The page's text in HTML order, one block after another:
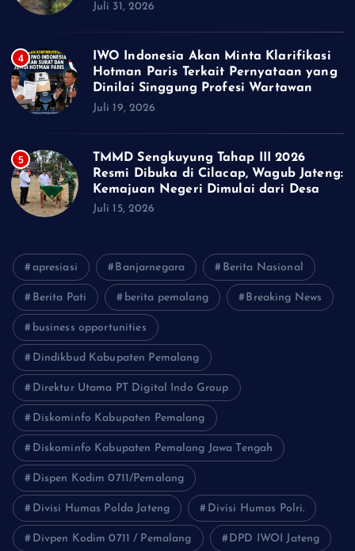
Juli 31, 2026
4
IWO Indonesia Akan Minta Klarifikasi
Hotman Paris Terkait Pernyataan yang
Dinilai Singgung Profesi Wartawan
Juli 19, 2026
5
TMMD Sengkuyung Tahap III 2026
Resmi Dibuka di Cilacap, Wagub Jateng:
Kemajuan Negeri Dimulai dari Desa
Juli 15, 2026
apresiasi Banjarnegara Berita Nasional
Berita Pati berita pemalang Breaking News
business opportunities
Dindikbud Kabupaten Pemalang
Direktur Utama PT Digital Indo Group
Diskominfo Kabupaten Pemalang
Diskominfo Kabupaten Pemalang Jawa Tengah
Dispen Kodim 0711/Pemalang
Divisi Humas Polda Jateng Divisi Humas Polri.
Divpen Kodim 0711 / Pemalang DPD IWOI Jateng